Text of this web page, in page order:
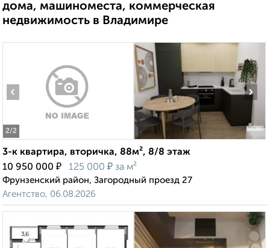
дома, машиноместа, коммерческая
недвижимость в Владимире
2/2
‹ ›
3-к квартира, вторичка, 88м², 8/8 этаж
10 950 000 ₽ 125 000 ₽ за м²
Фрунзенский район, Загородный проезд 27
Агентство, 06.08.2026